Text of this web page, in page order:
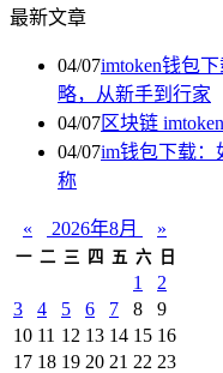
最新文章
04/07imtoken钱包
略，从新手到行家
04/07区块链
04/07im钱包下载：
称
« 2026年8月 »
一 二 三 四 五 六 日
1
2
3
4 5 6 7 8
9
10 11 12 13 14 15 16
17 18 19 20 21 22 23